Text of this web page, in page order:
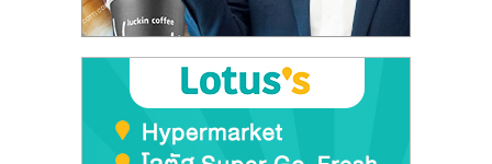
ขยาย